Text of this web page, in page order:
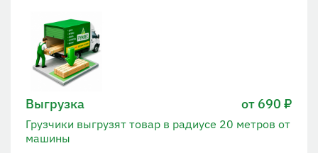
Выгрузка от 690 ₽
Грузчики выгрузят товар в радиусе 20 метров от
машины